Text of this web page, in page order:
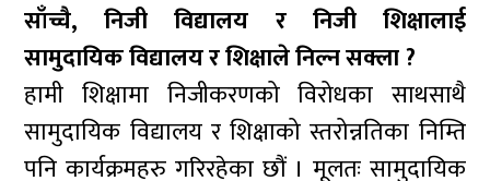
साँच्चै, निजी विद्यालय र निजी शिक्षालाई
सामुदायिक विद्यालय र शिक्षाले निल्न सक्ला ?
हामी शिक्षामा निजीकरणको विरोधका साथसाथै
सामुदायिक विद्यालय र शिक्षाको स्तरोन्नतिका निम्ति
पनि कार्यक्रमहरु गरिरहेका छौं । मूलतः सामुदायिक